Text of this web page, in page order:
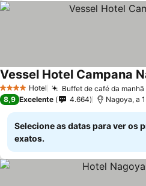
4 EstrelasHotel Buffet de café da
Vessel Hotel Campana
8,9 Excelente 4.664 Nagoya, a
Selecione as datas para ver os
exatos.